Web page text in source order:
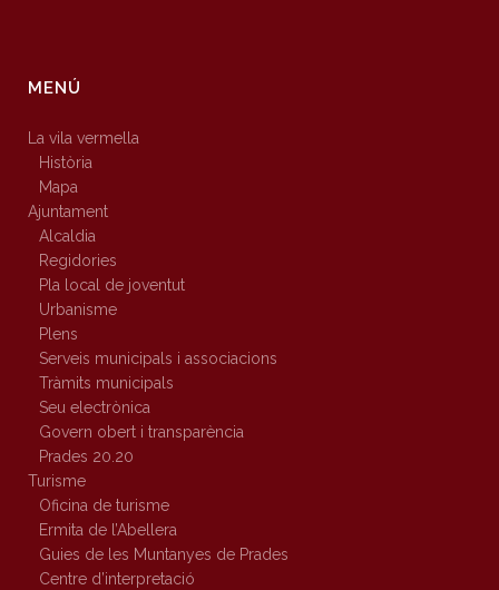
MENÚ
La vila vermella
Història
Mapa
Ajuntament
Alcaldia
Regidories
Pla local de joventut
Urbanisme
Plens
Serveis municipals i associacions
Tràmits municipals
Seu electrònica
Govern obert i transparència
Prades 20.20
Turisme
Oficina de turisme
Ermita de l’Abellera
Guies de les Muntanyes de Prades
Centre d’interpretació